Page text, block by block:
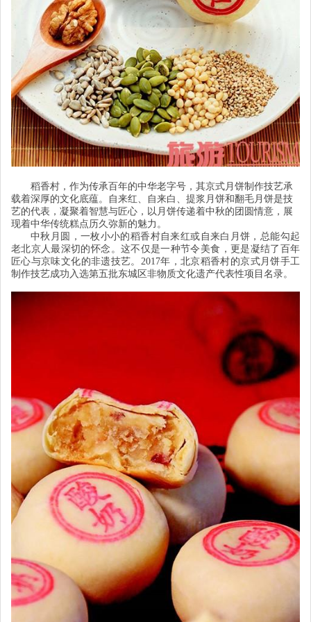
稻香村，作为传承百年的中华老字号，其京式月饼制作技艺承
载着深厚的文化底蕴。自来红、自来白、提浆月饼和翻毛月饼是技
艺的代表，凝聚着智慧与匠心，以月饼传递着中秋的团圆情意，展
现着中华传统糕点历久弥新的魅力。
中秋月圆，一枚小小的稻香村自来红或自来白月饼，总能勾起
老北京人最深切的怀念。这不仅是一种节令美食，更是凝结了百年
匠心与京味文化的非遗技艺。2017年，北京稻香村的京式月饼手工
制作技艺成功入选第五批东城区非物质文化遗产代表性项目名录。